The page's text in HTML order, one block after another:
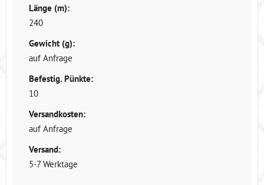
Länge (m):
240
Gewicht (g):
auf Anfrage
Befestig. Pünkte:
10
Versandkosten:
auf Anfrage
Versand:
5-7 Werktage